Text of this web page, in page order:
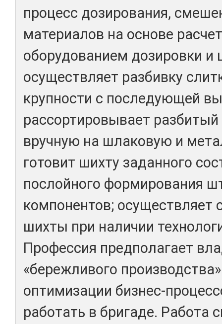
процесс дозирования,
материалов на основе
оборудованием дозировки и
осуществляет разбивку
крупности с последующей
рассортировывает
вручную на шлаковую и
готовит шихту заданного
послойного формирования
компонентов; осуществляет
шихты при наличии
Профессия предполагает
«бережливого
оптимизации бизнес-
работать в бригаде. Работа